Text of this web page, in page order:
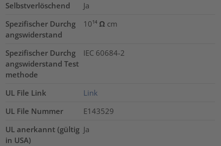
Selbstverlöschend
Ja
Spezifischer Durchg
angswiderstand
10¹⁴ Ω cm
Spezifischer Durchg
angswiderstand Test
methode
IEC 60684-2
UL File Link
Link
UL File Nummer
E143529
UL anerkannt (gültig
in USA)
Ja